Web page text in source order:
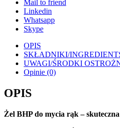
Mail to friend
Linkedin
Whatsapp
Skype
OPIS
SKŁADNIKI/
UWAGI/ŚRODKI
Opinie (0)
OPIS
Żel BHP do mycia rąk –